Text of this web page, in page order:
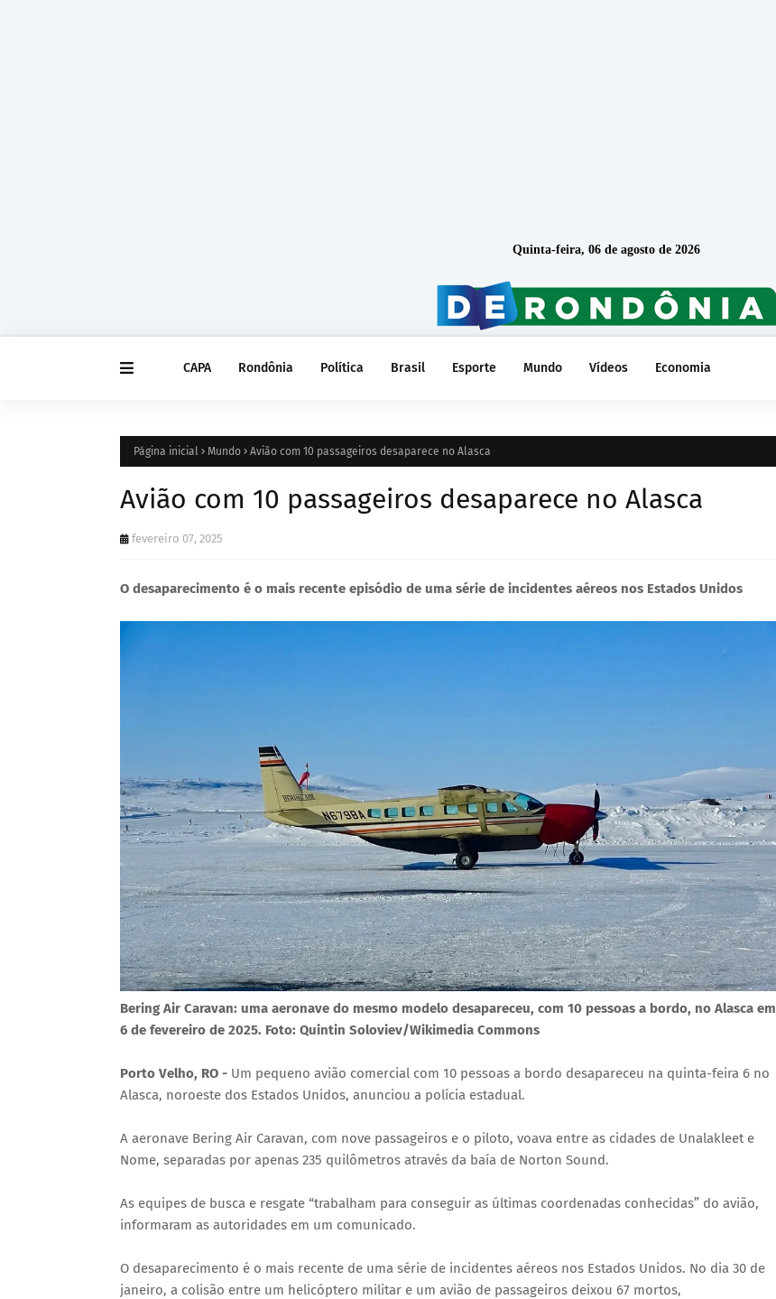
Quinta-feira, 06 de agosto de 2026
CAPA Rondônia Política Brasil Esporte Mundo Vídeos Economia
Página inicial Mundo Avião com 10 passageiros desaparece no Alasca
Avião com 10 passageiros desaparece no Alasca
fevereiro 07, 2025
O desaparecimento é o mais recente episódio de uma série de incidentes aéreos nos Estados Unidos
Bering Air Caravan: uma aeronave do mesmo modelo desapareceu, com 10 pessoas a bordo, no Alasca em
6 de fevereiro de 2025. Foto: Quintin Soloviev/Wikimedia Commons
Porto Velho, RO - Um pequeno avião comercial com 10 pessoas a bordo desapareceu na quinta-feira 6 no
Alasca, noroeste dos Estados Unidos, anunciou a polícia estadual.
A aeronave Bering Air Caravan, com nove passageiros e o piloto, voava entre as cidades de Unalakleet e
Nome, separadas por apenas 235 quilômetros através da baía de Norton Sound.
As equipes de busca e resgate “trabalham para conseguir as últimas coordenadas conhecidas” do avião,
informaram as autoridades em um comunicado.
O desaparecimento é o mais recente de uma série de incidentes aéreos nos Estados Unidos. No dia 30 de
janeiro, a colisão entre um helicóptero militar e um avião de passageiros deixou 67 mortos,